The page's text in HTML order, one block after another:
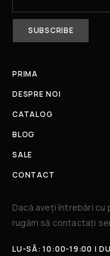
PRIMA
DESPRE NOI
CATALOG
BLOG
SALE
CONTACT
Dacă aveți întrebări cu
rugăm să contactați
LU-SÂ: 10:00-19:00 |